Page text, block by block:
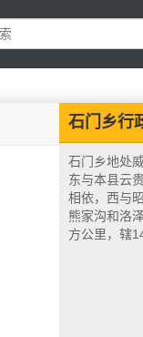
石门乡行
石门乡地处
东与本县云
相依，西与
熊家沟和洛
方公里，辖